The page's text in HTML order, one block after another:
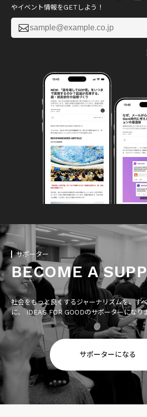
やイベント情報をGETしよう！

サポーター
BECOME A
社会をもっと良くするジャーナリズムを、す
に、 IDEAS FOR GOODのサポーターになり
サポーターになる